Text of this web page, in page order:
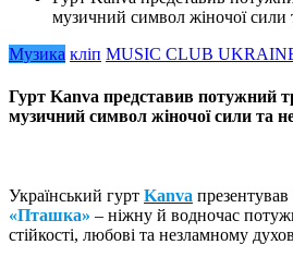
музичний символ жіночої сили
Музика кліп MUSIC CLUB
Гурт Kanva представив потужний
музичний символ жіночої сили та
Український гурт Kanva
«Пташка» – ніжну й водночас
стійкості, любові та незламному